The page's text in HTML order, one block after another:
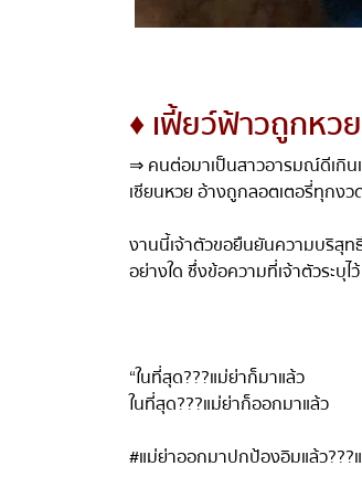
♦ เฟี้ยว์ฟ้าวถูกหว
⇒ คนต่อมาเป็นสาวอารมณ์ดีเกิน
เซียนหวย อ้างถูกลอตเตอรี่ทุกงว
งานนี้เจ้าตัวขอยืนยันความบริสุท
อย่างใด ซึ่งข้อความที่เจ้าตัวระบุไ
ในที่สุด???แม่ย่าก็มาแล้ว
ในที่สุด???แม่ย่าก็ออกมาแล้ว
#แม่ย่าออกมาปกป้องอิมแล้ว???แ